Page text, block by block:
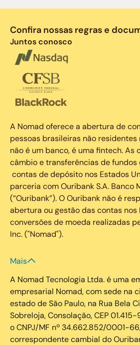
Confira nossas regras e
Juntos conosco
A Nomad oferece a abertura de
pessoas brasileiras não residentes
não é um banco, é uma fintech. As
câmbio e transferências de fundos
contas de depósito nos Estados
parceria com Ouribank S.A. Banco
(“Ouribank”). O Ouribank não é
abertura ou gestão das contas nos
conversões de moeda realizadas
Inc. ("Nomad").
Mais
A Nomad Tecnologia Ltda. é uma
empresarial Nomad, com sede na
estado de São Paulo, na Rua Bela
Sobreloja, Consolação, CEP
o CNPJ/MF nº 34.662.852/0001-
correspondente cambial do